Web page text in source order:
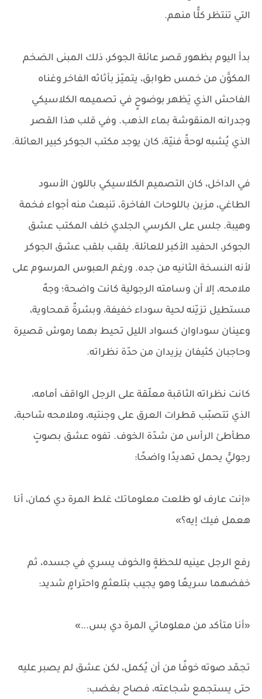
التي تنتظر كلًّا منهم.
بدأ اليوم بظهور قصر عائلة الجوكر، ذلك المبنى الضخم
المكوَّن من خمس طوابق، يتميّز بأثاثه الفاخر وغناه
الفاحش الذي يَظهر بوضوحٍ في تصميمه الكلاسيكي
وجدرانه المنقوشة بماء الذهب. وفي قلب هذا القصر
الذي يُشبه لوحةً فنيّة، كان يوجد مكتب الجوكر كبير العائلة.
في الداخل، كان التصميم الكلاسيكي باللون الأسود
الطاغي، مزين باللوحات الفاخرة، تنبعث منه أجواء فخمة
وهيبة. جلس على الكرسي الجلدي خلف المكتب عشق
الجوكر، الحفيد الأكبر للعائلة. يلقب بلقب عشق الجوكر
لأنه النسخة الثانيه من جده. ورغم العبوس المرسوم على
ملامحه، إلا أن وسامته الرجولية كانت واضحة؛ وجهٌ
مستطيل تزيّنه لحية سوداء خفيفة، وبشرةٌ قمحاوية،
وعينان سوداوان كسواد الليل تحيط بهما رموش قصيرة
وحاجبان كثيفان يزيدان من حدّة نظراته.
كانت نظراته الثاقبة معلّقة على الرجل الواقف أمامه،
الذي تتصبّب قطرات العرق على وجنتيه، وملامحه شاحبة،
مطأطئ الرأس من شدّة الخوف. تفوه عشق بصوتٍ
رجوليٍّ يحمل تهديدًا واضحًا:
«إنت عارف لو طلعت معلوماتك غلط المرة دي كمان، أنا
هعمل فيك إيه؟»
رفع الرجل عينيه للحظةٍ والخوف يسري في جسده، ثم
خفضهما سريعًا وهو يجيب بتلعثمٍ واحترامٍ شديد:
«أنا متأكد من معلوماتي المرة دي بس...»
تجمّد صوته خوفًا من أن يُكمل، لكن عشق لم يصبر عليه
حتى يستجمع شجاعته، فصاح بغضب: